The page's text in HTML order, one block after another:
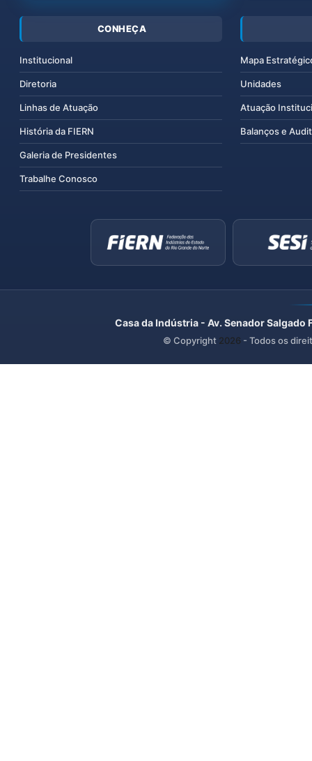
CONHEÇA
Institucional
Diretoria
Linhas de Atuação
História da FIERN
Galeria de Presidentes
Trabalhe Conosco
Mapa
Unidades
Atuação
Balanços e
Casa da Indústria - Av. Senador
© Copyright 2026 - Todos os